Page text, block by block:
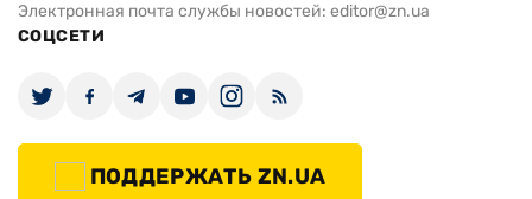
Электронная почта службы новостей: editor@zn.ua
СОЦСЕТИ
ПОДДЕРЖАТЬ ZN.UA